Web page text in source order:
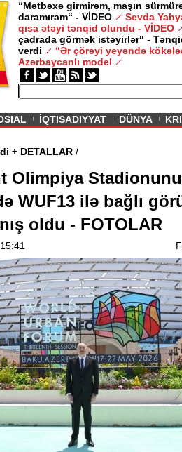
“Mətbəxə girmirəm, maşın
daramıram“ - VİDEO
Sevda
qısa ətəyi tənqid olundu - VİDEO
çadrada görmək istəyirlər“ -
verdi
“Ər çörəyi yeyəndə
Azərbaycanlı model
İQTISADIYYAT DÜNYA
təsdiqlədi + DETALLAR
Olimpiya
WUF13 ilə bağlı
oldu - FOTOLAR